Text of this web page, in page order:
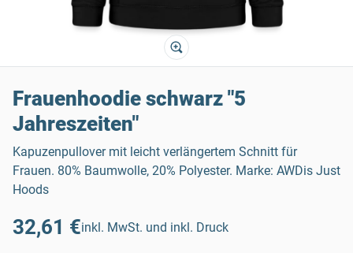
Frauenhoodie schwarz "5
Jahreszeiten"
Kapuzenpullover mit leicht verlängertem Schnitt für
Frauen. 80% Baumwolle, 20% Polyester. Marke: AWDis Just
Hoods
32,61 €inkl. MwSt. und inkl. Druck